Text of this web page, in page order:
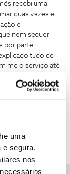
uma
e segura.
nos
recebi uma
duas vezes e
e
nem sequer
por parte
tudo de
me o serviço até
fim saem sempre